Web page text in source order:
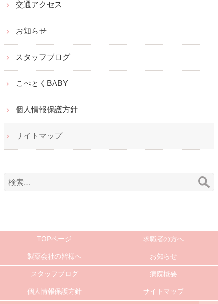
交通アクセス
お知らせ
スタッフブログ
こべとくBABY
個人情報保護方針
サイトマップ
検
索:
TOPページ 求職者の方へ
製薬会社の皆様へ お知らせ
スタッフブログ 病院概要
個人情報保護方針 サイトマップ